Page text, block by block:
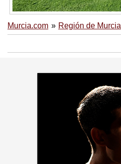
Murcia.com Región de Murcia